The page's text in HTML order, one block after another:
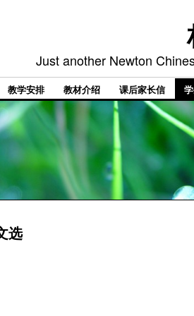
Just another Newton
教学安排 教材介绍 课后家长信
选